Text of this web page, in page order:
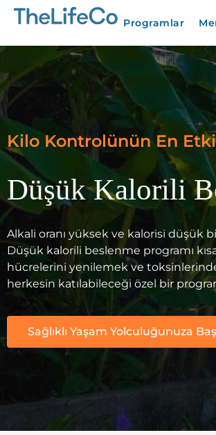
Programlar
Kilo Kontrolünün En
Düşük Kalorili
Alkali oranı yüksek ve kalorisi düşük
Düşük kalorili beslenme programı
hücrelerini yenilemek ve
herkesin katılabileceği özel bir
Sağlıklı Yaşam Yolculuğunuza